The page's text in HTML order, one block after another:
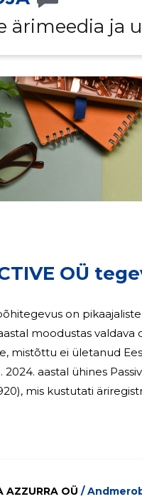
ärimeedia ja
OÜ
on
moodustas
mistõttu ei ületanud
mis kustutati
AZZURRA OÜ /